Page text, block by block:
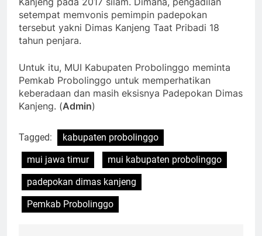
setempat memvonis pemimpin padepokan
tersebut yakni Dimas Kanjeng Taat Pribadi 18
tahun penjara.
Untuk itu, MUI Kabupaten Probolinggo meminta
Pemkab Probolinggo untuk memperhatikan
keberadaan dan masih eksisnya Padepokan Dimas
Kanjeng. (Admin)
Tagged:
kabupaten probolinggo
mui jawa timur
mui kabupaten probolinggo
padepokan dimas kanjeng
Pemkab Probolinggo